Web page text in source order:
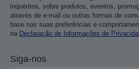
inquéritos, sobre produtos, eventos,
através de e-mail ou outras formas de
base nas suas preferências e
na Declaração de Informações de
Siga-nos